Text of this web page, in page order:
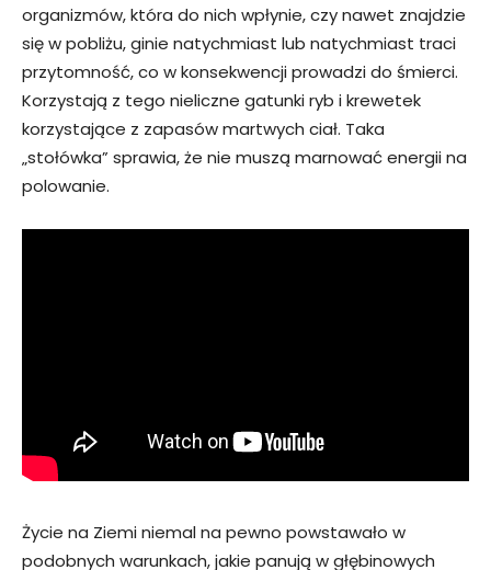
organizmów, która do nich wpłynie, czy nawet znajdzie
się w pobliżu, ginie natychmiast lub natychmiast traci
przytomność, co w konsekwencji prowadzi do śmierci.
Korzystają z tego nieliczne gatunki ryb i krewetek
korzystające z zapasów martwych ciał. Taka
„stołówka” sprawia, że nie muszą marnować energii na
polowanie.
Życie na Ziemi niemal na pewno powstawało w
podobnych warunkach, jakie panują w głębinowych